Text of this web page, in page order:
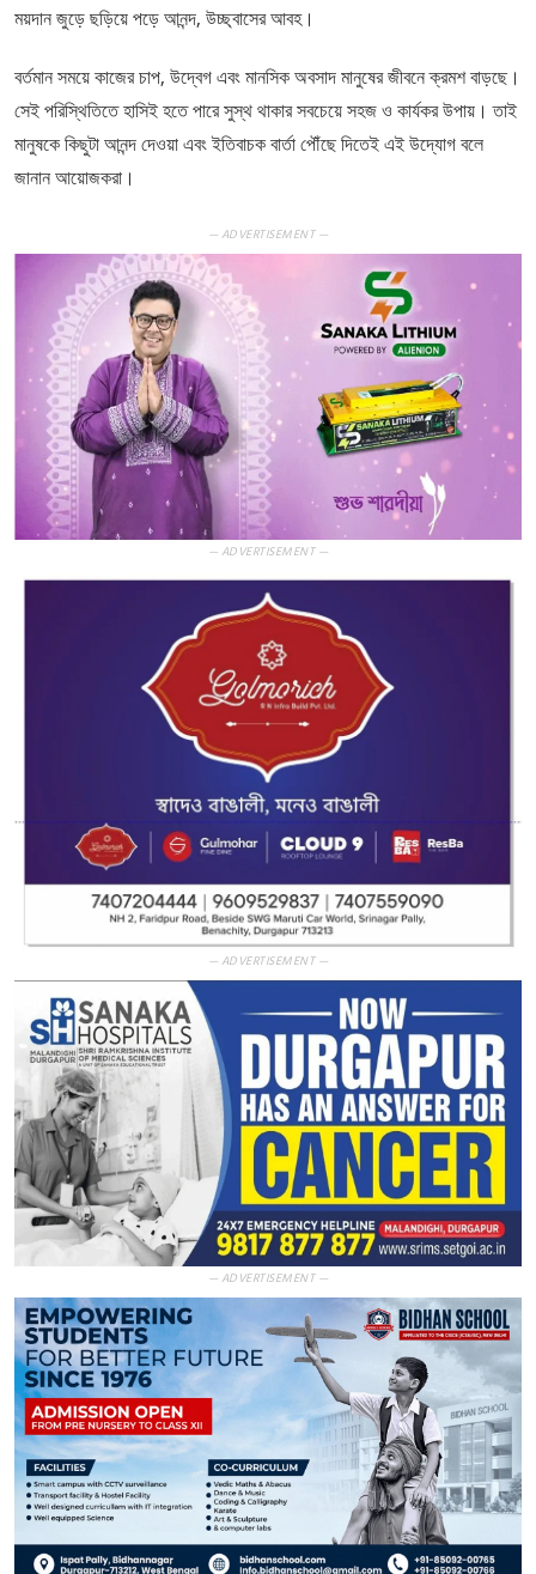
ময়দান জুড়ে ছড়িয়ে পড়ে আনন্দ, উচ্ছ্বাসের আবহ।
বর্তমান সময়ে কাজের চাপ, উদ্বেগ এবং মানসিক অবসাদ মানুষের জীবনে ক্রমশ বাড়ছে।
সেই পরিস্থিতিতে হাসিই হতে পারে সুস্থ থাকার সবচেয়ে সহজ ও কার্যকর উপায়। তাই
মানুষকে কিছুটা আনন্দ দেওয়া এবং ইতিবাচক বার্তা পৌঁছে দিতেই এই উদ্যোগ বলে
জানান আয়োজকরা।
— ADVERTISEMENT —
— ADVERTISEMENT —
— ADVERTISEMENT —
— ADVERTISEMENT —